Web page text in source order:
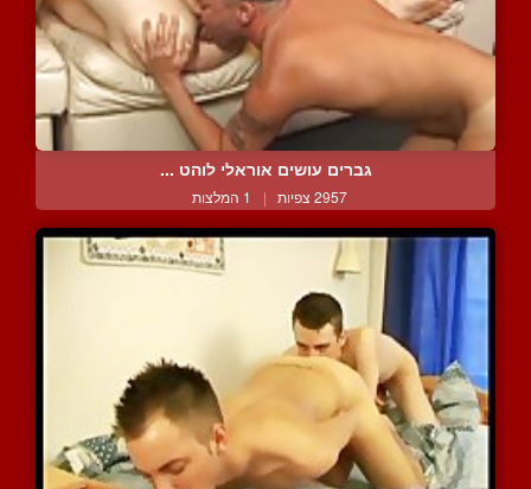
גברים עושים אוראלי לוהט ...
2957 צפיות | 1 המלצות